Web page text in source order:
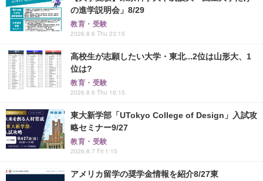
の進学説明会」8/29
教育・受験
2026.8.6 Thu 23:15
高校生が志願したい大学・東北...2位は山形大、1
位は?
教育・受験
2026.8.6 Thu 16:15
東大新学部「UTokyo College of Design」入試攻
略セミナー9/27
教育・受験
2026.8.7 Fri 1:15
アメリカ留学の奨学金情報を紹介8/27東